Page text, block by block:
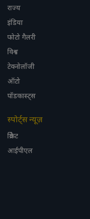
राज्य
इंडिया
फोटो गैलरी
विश्व
टेक्नोलॉजी
ऑटो
पॉडकास्ट्स
स्पोर्ट्स न्यूज़
क्रिकेट
आईपीएल